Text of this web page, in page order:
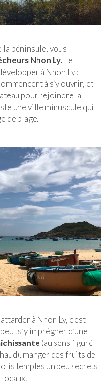
la péninsule, vous
Nhon Ly. Le
à Nhon Ly :
à s’y ouvrir, et
pour rejoindre la
une ville minuscule qui
de plage.
à Nhon Ly, c’est
s’y imprégner d’une
(au sens figuré
manger des fruits de
temples un peu secrets
locaux.